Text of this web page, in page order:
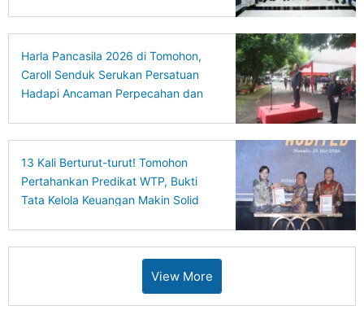
Harla Pancasila 2026 di Tomohon,
Caroll Senduk Serukan Persatuan
Hadapi Ancaman Perpecahan dan
13 Kali Berturut-turut! Tomohon
Pertahankan Predikat WTP, Bukti
Tata Kelola Keuangan Makin Solid
View More